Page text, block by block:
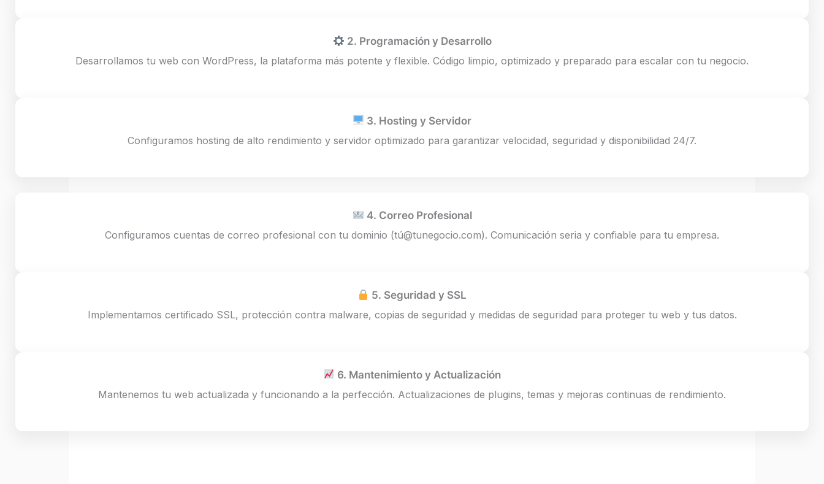
2. Programación y Desarrollo
Desarrollamos tu web con WordPress, la plataforma más potente y flexible. Código limpio, optimizado y preparado para escalar con tu negocio.
3. Hosting y Servidor
Configuramos hosting de alto rendimiento y servidor optimizado para garantizar velocidad, seguridad y disponibilidad 24/7.
4. Correo Profesional
Configuramos cuentas de correo profesional con tu dominio (tú@tunegocio.com). Comunicación seria y confiable para tu empresa.
5. Seguridad y SSL
Implementamos certificado SSL, protección contra malware, copias de seguridad y medidas de seguridad para proteger tu web y tus datos.
6. Mantenimiento y Actualización
Mantenemos tu web actualizada y funcionando a la perfección. Actualizaciones de plugins, temas y mejoras continuas de rendimiento.